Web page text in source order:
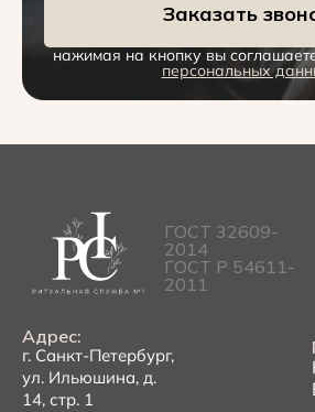
Заказать
нажимая на кнопку вы
персональных
ГОСТ 32609-
2014
ГОСТ Р 54611-
2011
Адрес:
г. Санкт-Петербург,
ул. Ильюшина, д.
14, стр. 1